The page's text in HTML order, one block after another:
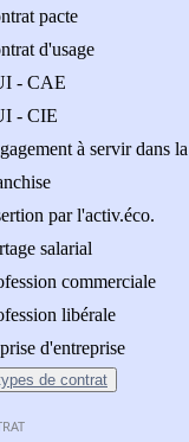
pacte
d'usage
- CAE
- CIE
à servir dans
par l'activ.éco.
salarial
commerciale
libérale
d'entreprise
de contrat